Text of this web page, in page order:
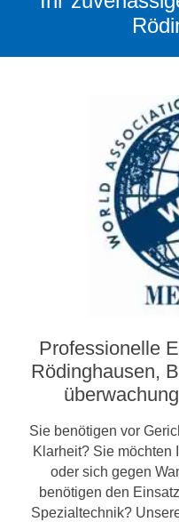
Professionelle
Rödinghausen,
Sie benötigen vor
Klarheit? Sie möchten
oder sich gegen
benötigen den
Spezialtechnik?